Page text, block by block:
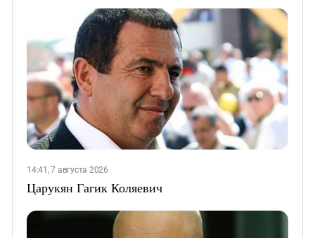
14:41, 7 августа 2026
Царукян Гагик Коляевич